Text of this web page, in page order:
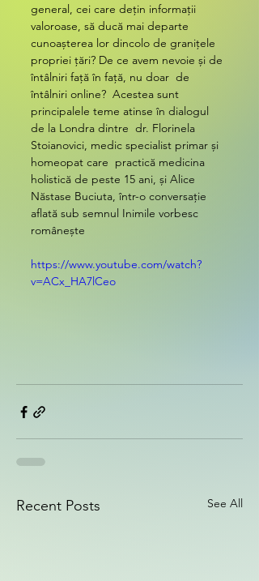
general, cei care dețin informații
valoroase, să ducă mai departe
cunoașterea lor dincolo de granițele
propriei țări? De ce avem nevoie și de
întâlniri față în față, nu doar  de
întâlniri online?  Acestea sunt
principalele teme atinse în dialogul
de la Londra dintre  dr. Florinela
Stoianovici, medic specialist primar și
homeopat care  practică medicina
holistică de peste 15 ani, și Alice
Năstase Buciuta, într-o conversație
aflată sub semnul Inimile vorbesc
românește
https://www.youtube.com/watch?
v=ACx_HA7lCeo
Recent Posts See All